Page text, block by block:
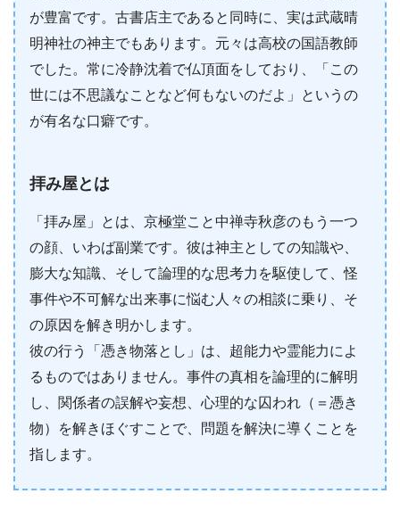
が豊富です。古書店主であると同時に、実は武蔵晴
明神社の神主でもあります。元々は高校の国語教師
でした。常に冷静沈着で仏頂面をしており、「この
世には不思議なことなど何もないのだよ」というの
が有名な口癖です。
拝み屋とは
「拝み屋」とは、京極堂こと中禅寺秋彦のもう一つ
の顔、いわば副業です。彼は神主としての知識や、
膨大な知識、そして論理的な思考力を駆使して、怪
事件や不可解な出来事に悩む人々の相談に乗り、そ
の原因を解き明かします。
彼の行う「憑き物落とし」は、超能力や霊能力によ
るものではありません。事件の真相を論理的に解明
し、関係者の誤解や妄想、心理的な囚われ（＝憑き
物）を解きほぐすことで、問題を解決に導くことを
指します。